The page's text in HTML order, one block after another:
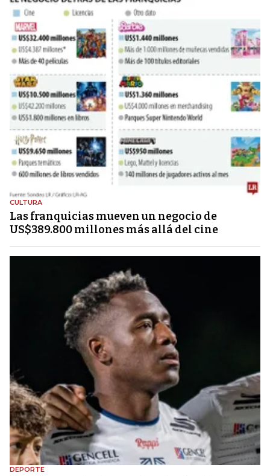
CULTURA
Las franquicias mueven un negocio de
US$389.800 millones más allá del cine
DEPORTE